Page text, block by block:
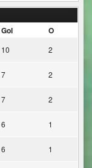
Gol O
10 2
7 2
7 2
6 1
6 1